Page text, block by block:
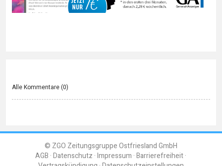
Alle Kommentare (0)
© ZGO Zeitungsgruppe Ostfriesland GmbH
AGB Datenschutz Impressum Barrierefreiheit